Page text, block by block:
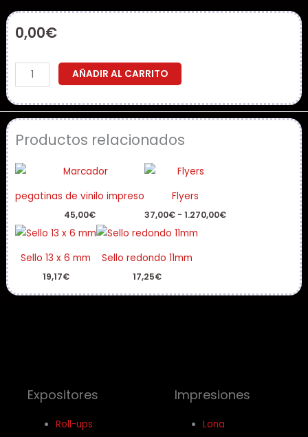
0,00€
Pegatinas
tintas
uvi
Cálculo
de
Personalizado"
cantidad
AÑADIR AL CARRITO
Productos relacionados
pegatinas de vinilo impreso
45,00€
Flyers
37,00€ - 1.270,00€37,00€
Sello 13 x 6 mm
19,17€
Sello redondo 11mm
17,25€
Expositores
Roll-ups
Impresiones
Lona